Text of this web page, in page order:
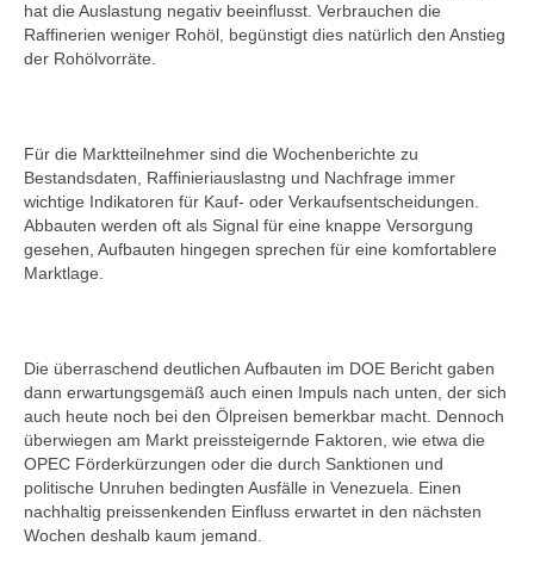
hat die Auslastung negativ beeinflusst. Verbrauchen die
Raffinerien weniger Rohöl, begünstigt dies natürlich den Anstieg
der Rohölvorräte.
Für die Marktteilnehmer sind die Wochenberichte zu
Bestandsdaten, Raffinieriauslastng und Nachfrage immer
wichtige Indikatoren für Kauf- oder Verkaufsentscheidungen.
Abbauten werden oft als Signal für eine knappe Versorgung
gesehen, Aufbauten hingegen sprechen für eine komfortablere
Marktlage.
Die überraschend deutlichen Aufbauten im DOE Bericht gaben
dann erwartungsgemäß auch einen Impuls nach unten, der sich
auch heute noch bei den Ölpreisen bemerkbar macht. Dennoch
überwiegen am Markt preissteigernde Faktoren, wie etwa die
OPEC Förderkürzungen oder die durch Sanktionen und
politische Unruhen bedingten Ausfälle in Venezuela. Einen
nachhaltig preissenkenden Einfluss erwartet in den nächsten
Wochen deshalb kaum jemand.